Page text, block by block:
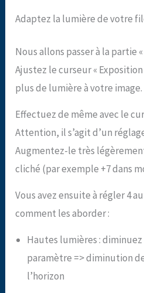
Adaptez la lumière de votre
Nous allons passer à la partie
Ajustez le curseur «
plus de lumière à votre image.
Effectuez de même avec le
Attention, il s’agit d’un
Augmentez-le très
cliché (par exemple +7 dans
Vous avez ensuite à régler 4
comment les aborder :
Hautes lumières :
paramètre => diminution
l’horizon